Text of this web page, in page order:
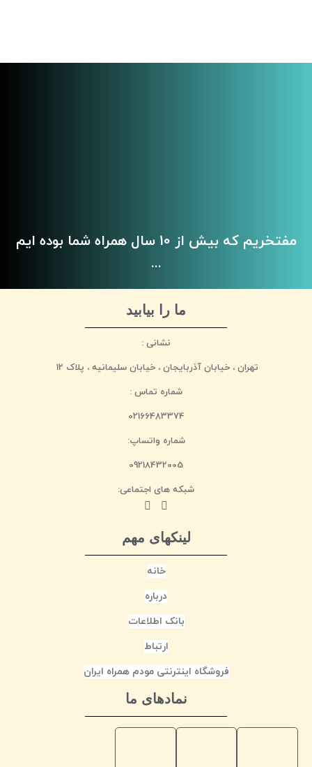
مفتخریم که بیش از 10 سال همراه شما بوده ایم
...
ما را بیابید
نشانی :
تهران ، خیابان آذربایجان ، خیابان سلیمانیه ، پلاک 12
شماره تماس :
02166483374
شماره واتساپ:
09218432005
شبکه های اجتماعی:
لینکهای مهم
خانه
درباره
بانک اطلاعات
ارتباط
فروشگاه اینترنتی مودم همراه ایران
نمادهای ما